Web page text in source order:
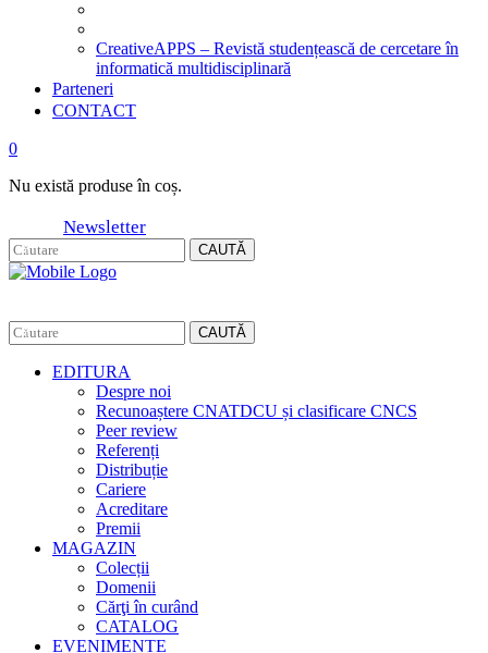
CreativeAPPS – Revistă studențească de cercetare în
informatică multidisciplinară
Parteneri
CONTACT
0
Nu există produse în coș.
Newsletter
CAUTĂ
CAUTĂ
EDITURA
Despre noi
Recunoaștere CNATDCU și clasificare CNCS
Peer review
Referenți
Distribuție
Cariere
Acreditare
Premii
MAGAZIN
Colecții
Domenii
Cărţi în curând
CATALOG
EVENIMENTE